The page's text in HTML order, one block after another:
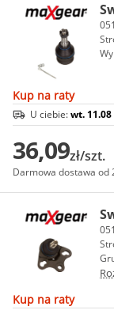
Kup na raty
U ciebie:wt. 11.08
36,09zł/szt.
Darmowa dostawa od
Kup na raty